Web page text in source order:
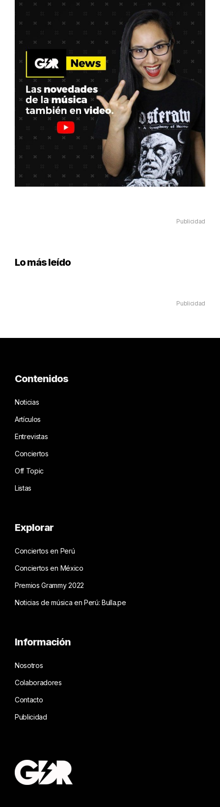
Publicidad
Lo más leído
Publicidad
Contenidos
Noticias
Artículos
Entrevistas
Conciertos
Off Topic
Listas
Explorar
Conciertos en Perú
Conciertos en México
Premios Grammy 2022
Noticias de música en Perú: Bulla.pe
Información
Nosotros
Colaboradores
Contacto
Publicidad